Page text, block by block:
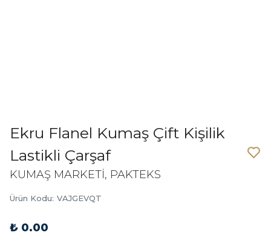
Ekru Flanel Kumaş Çift Kişilik
Lastikli Çarşaf
KUMAŞ MARKETİ, PAKTEKS
Ürün Kodu: VAJGEVQT
₺ 0.00